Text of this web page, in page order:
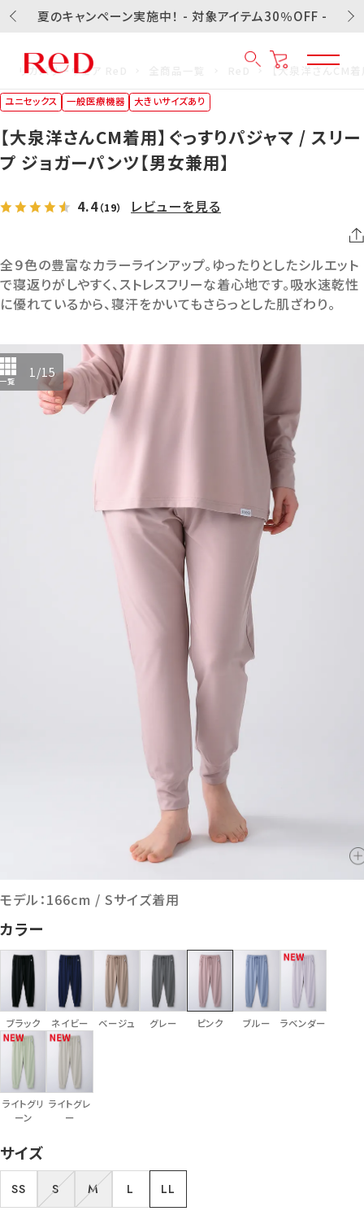
夏のキャンペーン実施中！ - 対象アイテム30％OFF -
リカバリーウェア ReD 【大泉洋さんCM
ユニセックス 一般医療機器 大きいサイズあり
【大泉洋さんCM着用】ぐっすりパジャマ / スリー
プ ジョガーパンツ【男女兼用】
4.4（19） レビューを見る
全９色の豊富なカラーラインアップ。ゆったりとしたシルエット
で寝返りがしやすく、ストレスフリーな着心地です。吸水速乾性
に優れているから、寝汗をかいてもさらっとした肌ざわり。
一覧
1/15
モデル：166cm / Sサイズ着用
カラー
ブラック ネイビー ベージュ グレー ピンク ブルー ラベンダー
ライトグリ
ーン
ライトグレ
ー
サイズ
SS S M L LL